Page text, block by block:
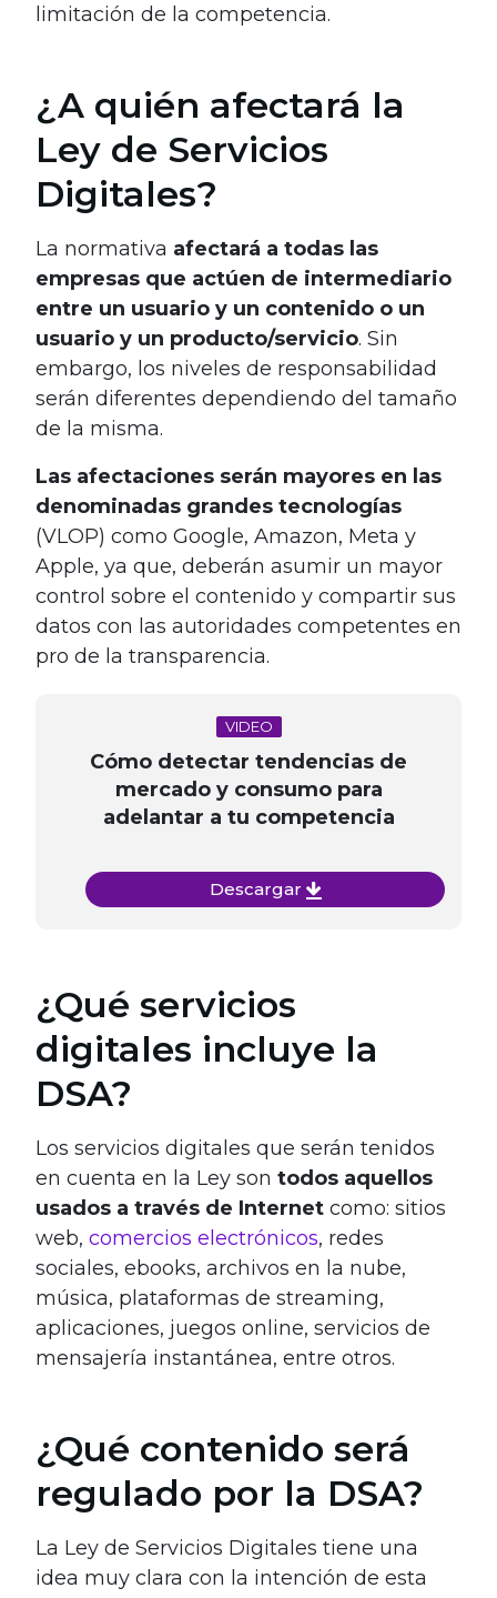
limitación de la competencia.
¿A quién afectará la
Ley de Servicios
Digitales?
La normativa afectará a todas las
empresas que actúen de intermediario
entre un usuario y un contenido o un
usuario y un producto/servicio. Sin
embargo, los niveles de responsabilidad
serán diferentes dependiendo del tamaño
de la misma.
Las afectaciones serán mayores en las
denominadas grandes tecnologías
(VLOP) como Google, Amazon, Meta y
Apple, ya que, deberán asumir un mayor
control sobre el contenido y compartir sus
datos con las autoridades competentes en
pro de la transparencia.
VIDEO
Cómo detectar tendencias de
mercado y consumo para
adelantar a tu competencia
Descargar
¿Qué servicios
digitales incluye la
DSA?
Los servicios digitales que serán tenidos
en cuenta en la Ley son todos aquellos
usados a través de Internet como: sitios
web, comercios electrónicos, redes
sociales, ebooks, archivos en la nube,
música, plataformas de streaming,
aplicaciones, juegos online, servicios de
mensajería instantánea, entre otros.
¿Qué contenido será
regulado por la DSA?
La Ley de Servicios Digitales tiene una
idea muy clara con la intención de esta